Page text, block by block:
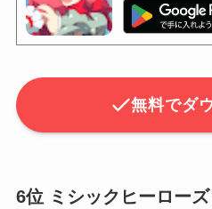
無料でダ
6位 ミシックヒーローズ